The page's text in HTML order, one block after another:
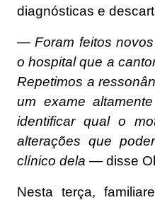
diagnósticas e
— Foram feitos
o hospital que a
Repetimos a
um exame
identificar qual o
alterações que
clínico dela — disse
Nesta terça,